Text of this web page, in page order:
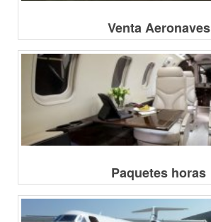
Venta Aeronaves
Paquetes horas